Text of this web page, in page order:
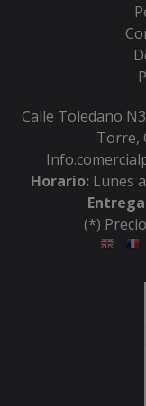
Calle Toledano
Torre,
Horario: Lunes
(*)